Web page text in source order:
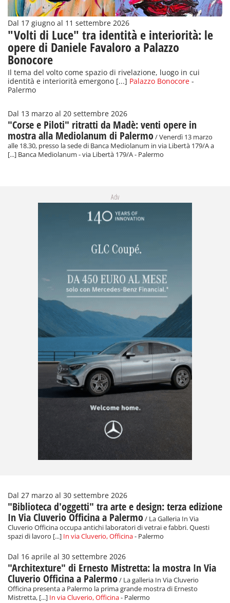
Dal 17 giugno al 11 settembre 2026
"Volti di Luce" tra identità e interiorità: le
opere di Daniele Favaloro a Palazzo
Bonocore
Il tema del volto come spazio di rivelazione, luogo in cui
identità e interiorità emergono [...] Palazzo Bonocore -
Palermo
Dal 13 marzo al 20 settembre 2026
"Corse e Piloti" ritratti da Madè: venti opere in
mostra alla Mediolanum di Palermo/ Venerdì 13 marzo
alle 18.30, presso la sede di Banca Mediolanum in via Libertà 179/A a
[...] Banca Mediolanum - via Libertà 179/A - Palermo
Adv
Dal 27 marzo al 30 settembre 2026
"Biblioteca d'oggetti" tra arte e design: terza edizione
In Via Cluverio Officina a Palermo/ La Galleria In Via
Cluverio Officina occupa antichi laboratori di vetrai e fabbri. Questi
spazi di lavoro [...] In via Cluverio, Officina- Palermo
Dal 16 aprile al 30 settembre 2026
"Architexture" di Ernesto Mistretta: la mostra In Via
Cluverio Officina a Palermo/ La galleria In Via Cluverio
Officina presenta a Palermo la prima grande mostra di Ernesto
Mistretta, [...] In via Cluverio, Officina- Palermo